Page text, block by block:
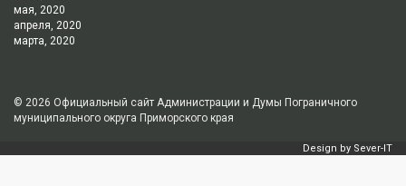
мая, 2020
апреля, 2020
марта, 2020
© 2026 Официальный сайт Администрации и Думы Пограничного
муниципального округа Приморского края
Design by Sever-IT